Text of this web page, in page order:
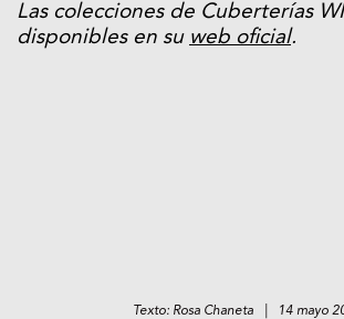
Las colecciones de Cuberterías
disponibles en su web oficial.
Texto: Rosa Chaneta | 14 mayo